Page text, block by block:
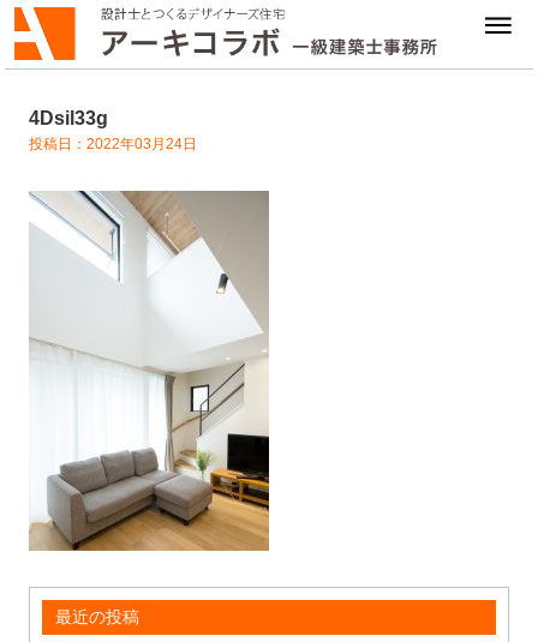
4Dsil33g
投稿日：2022年03月24日
最近の投稿